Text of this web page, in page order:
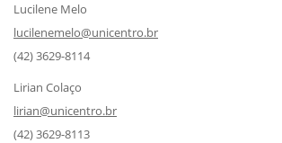
Lucilene Melo
lucilenemelo@unicentro.br
(42) 3629-8114
Lirian Colaço
lirian@unicentro.br
(42) 3629-8113